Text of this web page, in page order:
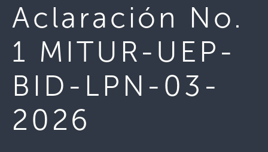
Aclaración No.
1 MITUR-UEP-
BID-LPN-03-
2026